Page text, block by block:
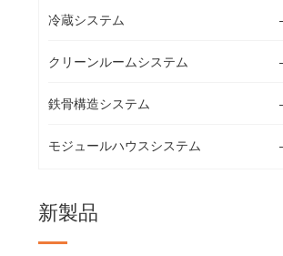
冷蔵システム
クリーンルームシステム
鉄骨構造システム
モジュールハウスシステム
新製品